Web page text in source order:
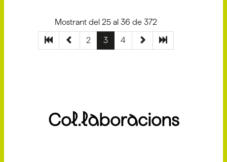
Mostrant del 25 al 36 de 372
2 3 4
Col.laboracions